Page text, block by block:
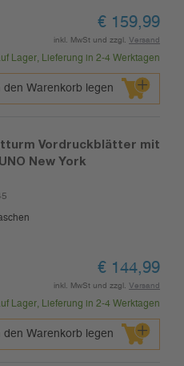
€ 159,99
inkl. MwSt und zzgl. Versand
Lager, Lieferung in 2-4 Werktagen
den Warenkorb legen
Vordruckblätter mit
New York
€ 144,99
inkl. MwSt und zzgl. Versand
Lager, Lieferung in 2-4 Werktagen
den Warenkorb legen